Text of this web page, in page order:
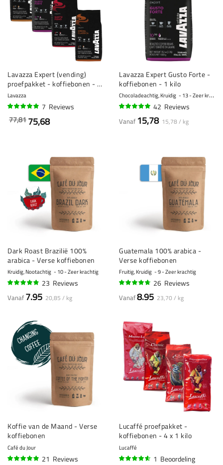
Lavazza Expert (vending)
proefpakket - koffiebonen - 4
x 1 kilo
Lavazza
94%
7 Reviews
75,68
77,81
Lavazza Expert Gusto Forte -
koffiebonen - 1 kilo
Chocoladeachtig, Kruidig 13 - Zeer krachtig
42 Reviews
Vanaf 15,78 15,78 / kg
Dark Roast Brazilië 100%
arabica - Verse koffiebonen
Kruidig, Nootachtig 10 - Zeer krachtig
23 Reviews
Vanaf 7.95 20,85 / kg
Guatemala 100% arabica -
Verse koffiebonen
Fruitig, Kruidig 9 - Zeer krachtig
26 Reviews
Vanaf8.95 23,70 / kg
Koffie van de Maand - Verse
koffiebonen
Café du Jour
21 Reviews
Lucaffé proefpakket -
koffiebonen - 4 x 1 kilo
Lucaffé
1 Beoordeling